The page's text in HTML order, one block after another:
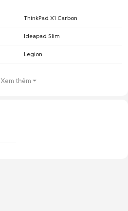
ThinkPad X1 Carbon
Ideapad Slim
Legion
Xem thêm